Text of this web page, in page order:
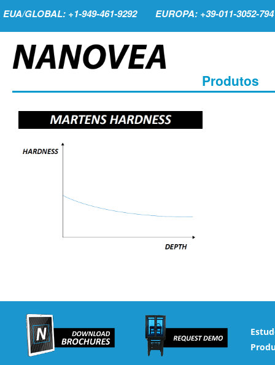
EUA/GLOBAL: +1-949-461-9292 EUROPA: +39-011-3052-794
Produtos